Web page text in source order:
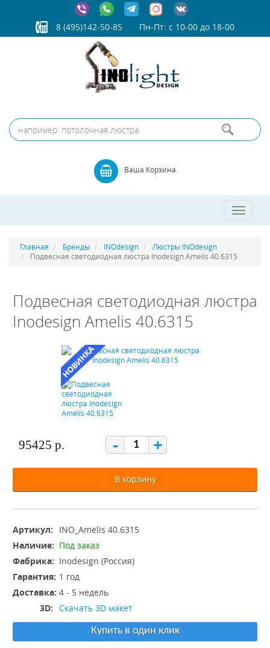
8 (495)142-50-85 Пн-Пт: с 10-00 до 18-00
Ваша Корзина
Toggle
Главная Бренды INOdesign
Люстры INOdesign
Подвесная светодиодная люстра Inodesign Amelis 40.6315
Подвесная светодиодная люстра
Inodesign Amelis 40.6315
95425 р. - +
В корзину
Артикул:
INO_Amelis 40.6315
Наличие: Под заказ
Фабрика: Inodesign (Россия)
Гарантия: 1 год
Доставка: 4 - 5 недель
3D: Скачать 3D макет
Купить в один клик